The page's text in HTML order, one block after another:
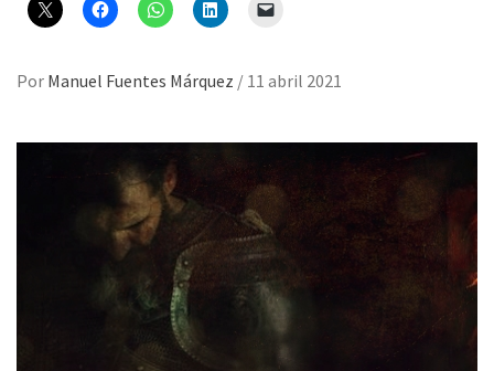
Por Manuel Fuentes Márquez / 11 abril 2021